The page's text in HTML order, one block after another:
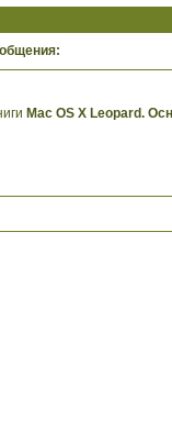
Mac OS X Leopard.